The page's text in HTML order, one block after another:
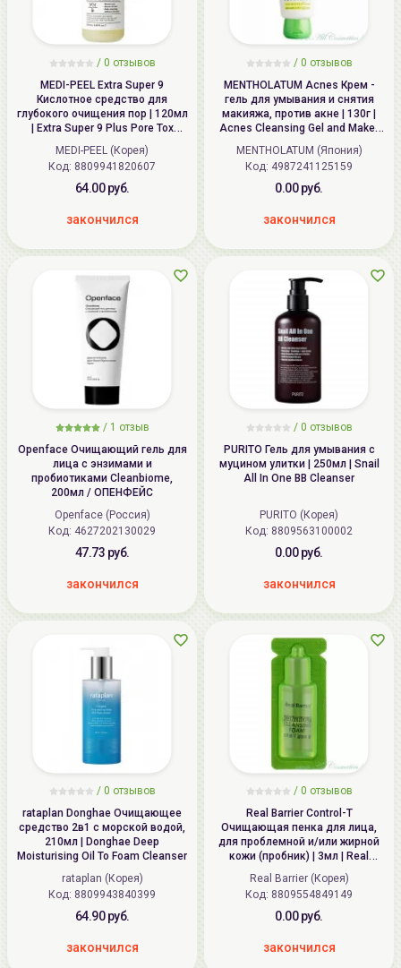
/ 0 отзывов
MEDI-PEEL Extra Super 9
Кислотное средство для
глубокого очищения пор | 120мл
| Extra Super 9 Plus Pore Tox
Cleanser
MEDI-PEEL (Корея)
Код: 8809941820607
64.00 руб.
закончился
/ 0 отзывов
MENTHOLATUM Acnes Крем -
гель для умывания и снятия
макияжа, против акне | 130г |
Acnes Cleansing Gel and Make-
Up Remover
MENTHOLATUM (Япония)
Код: 4987241125159
0.00 руб.
закончился
/ 1 отзыв
Openface Очищающий гель для
лица с энзимами и
пробиотиками Cleanbiome,
200мл / ОПЕНФЕЙС
Openface (Россия)
Код: 4627202130029
47.73 руб.
закончился
/ 0 отзывов
PURITO Гель для умывания с
муцином улитки | 250мл | Snail
All In One BB Cleanser
PURITO (Корея)
Код: 8809563100002
0.00 руб.
закончился
/ 0 отзывов
rataplan Donghae Очищающее
средство 2в1 с морской водой,
210мл | Donghae Deep
Moisturising Oil To Foam Cleanser
rataplan (Корея)
Код: 8809943840399
64.90 руб.
закончился
/ 0 отзывов
Real Barrier Control-T
Очищающая пенка для лица,
для проблемной и/или жирной
кожи (пробник) | 3мл | Real
Barrier Control-T Cleansing Foam
Real Barrier (Корея)
Код: 8809554849149
0.00 руб.
закончился